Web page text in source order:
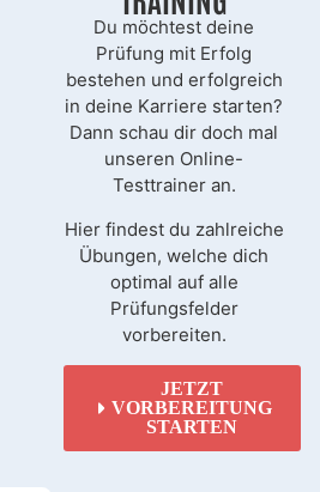
Du möchtest deine
Prüfung mit Erfolg
bestehen und erfolgreich
in deine Karriere starten?
Dann schau dir doch mal
unseren Online-
Testtrainer an.
Hier findest du zahlreiche
Übungen, welche dich
optimal auf alle
Prüfungsfelder
vorbereiten.
JETZT
VORBEREITUNG
STARTEN